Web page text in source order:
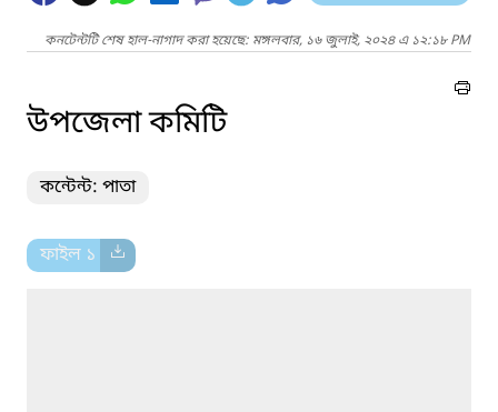
কনটেন্টটি শেষ হাল-নাগাদ করা হয়েছে: মঙ্গলবার, ১৬ জুলাই, ২০২৪ এ ১২:১৮ PM
উপজেলা কমিটি
কন্টেন্ট: পাতা
ফাইল ১